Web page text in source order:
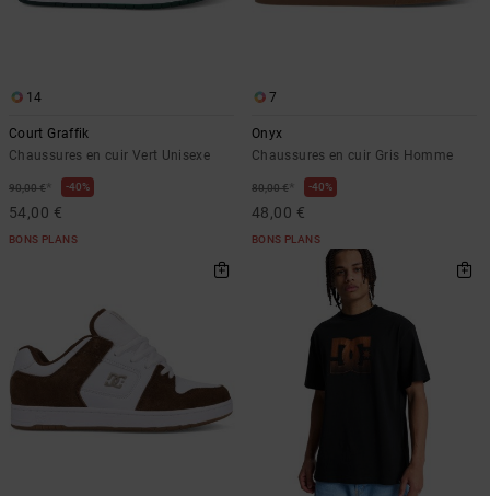
14
Court Graffik
Chaussures en cuir Vert Unisexe
90,00 €* 40%
54,00 €
BONS PLANS
7
Onyx
Chaussures en cuir Gris Homme
80,00 €* 40%
48,00 €
BONS PLANS